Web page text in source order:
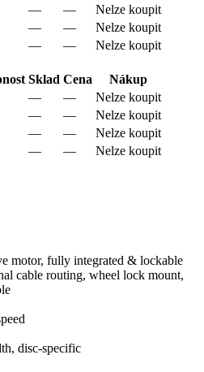
— —
Nelze koupit
— —
Nelze koupit
— —
Nelze koupit
Sklad Cena
Nákup
— —
Nelze koupit
— —
Nelze koupit
— —
Nelze koupit
— — Nelze koupit
motor, fully integrated & lockable
cable routing, wheel lock mount,
disc-specific